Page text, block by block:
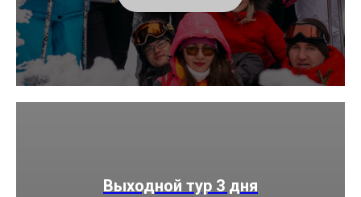
Выходной тур 3 дня